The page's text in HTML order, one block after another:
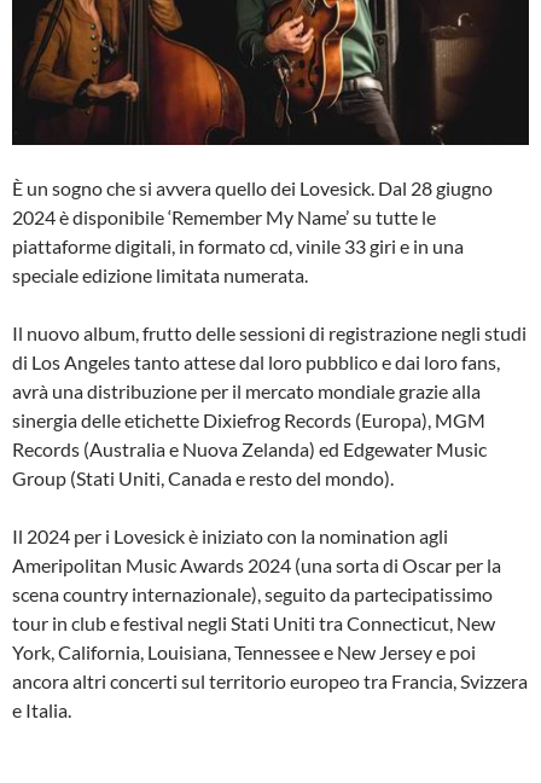
È un sogno che si avvera quello dei Lovesick. Dal 28 giugno
2024 è disponibile ‘Remember My Name’ su tutte le
piattaforme digitali, in formato cd, vinile 33 giri e in una
speciale edizione limitata numerata.
Il nuovo album, frutto delle sessioni di registrazione negli studi
di Los Angeles tanto attese dal loro pubblico e dai loro fans,
avrà una distribuzione per il mercato mondiale grazie alla
sinergia delle etichette Dixiefrog Records (Europa), MGM
Records (Australia e Nuova Zelanda) ed Edgewater Music
Group (Stati Uniti, Canada e resto del mondo).
Il 2024 per i Lovesick è iniziato con la nomination agli
Ameripolitan Music Awards 2024 (una sorta di Oscar per la
scena country internazionale), seguito da partecipatissimo
tour in club e festival negli Stati Uniti tra Connecticut, New
York, California, Louisiana, Tennessee e New Jersey e poi
ancora altri concerti sul territorio europeo tra Francia, Svizzera
e Italia.